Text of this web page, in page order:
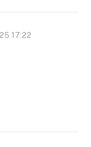
17:22